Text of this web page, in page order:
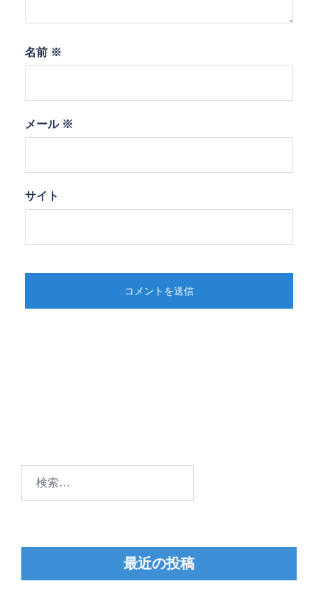
名前 ※
メール ※
サイト
最近の投稿